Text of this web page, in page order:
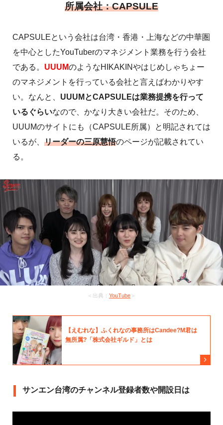
所属会社：CAPSULE
CAPSULEという会社は台湾・香港・上海などの中華圏
を中心としたYouTuberのマネジメント業務を行う会社
である。 UUUMのようなHIKAKINやはじめしゃちょー
のマネジメントを行っている会社と言えばわかりやす
い。なんと、 UUUMとCAPSULEは業務提携を行って
いるぐらいなので、かなり大きい会社だ。そのため、
UUUMのサイトにも（CAPSULE所属）と明記されては
いるが、 リーダーの三原慧悟のページが記載されてい
る。
＜出典： YouTube ＞
サンエン台湾のチャンネル登録者数や開設日は